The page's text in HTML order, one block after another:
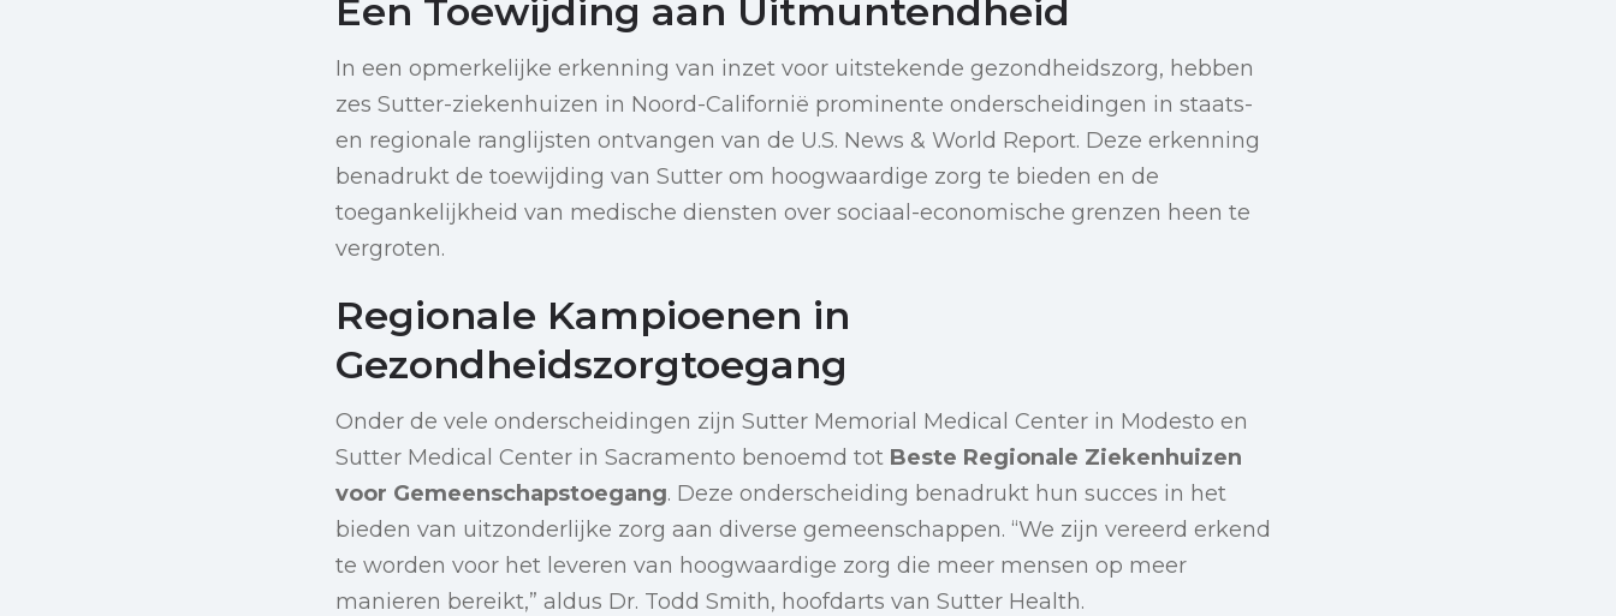
Een Toewijding aan Uitmuntendheid
In een opmerkelijke erkenning van inzet voor uitstekende gezondheidszorg, hebben
zes Sutter-ziekenhuizen in Noord-Californië prominente onderscheidingen in staats-
en regionale ranglijsten ontvangen van de U.S. News & World Report. Deze erkenning
benadrukt de toewijding van Sutter om hoogwaardige zorg te bieden en de
toegankelijkheid van medische diensten over sociaal-economische grenzen heen te
vergroten.
Regionale Kampioenen in
Gezondheidszorgtoegang
Onder de vele onderscheidingen zijn Sutter Memorial Medical Center in Modesto en
Sutter Medical Center in Sacramento benoemd tot Beste Regionale Ziekenhuizen
voor Gemeenschapstoegang. Deze onderscheiding benadrukt hun succes in het
bieden van uitzonderlijke zorg aan diverse gemeenschappen. “We zijn vereerd erkend
te worden voor het leveren van hoogwaardige zorg die meer mensen op meer
manieren bereikt,” aldus Dr. Todd Smith, hoofdarts van Sutter Health.